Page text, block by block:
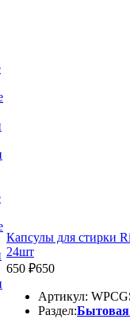
Капсулы для стирки
24шт
650 ₽650
Артикул:
Раздел: